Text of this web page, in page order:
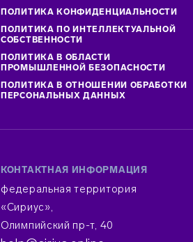
ПОЛИТИКА КОНФИДЕНЦИАЛЬНОСТИ
ПОЛИТИКА ПО ИНТЕЛЛЕКТУАЛЬНОЙ
СОБСТВЕННОСТИ
ПОЛИТИКА В ОБЛАСТИ
ПРОМЫШЛЕННОЙ БЕЗОПАСНОСТИ
ПОЛИТИКА В ОТНОШЕНИИ ОБРАБОТКИ
ПЕРСОНАЛЬНЫХ ДАННЫХ
КОНТАКТНАЯ ИНФОРМАЦИЯ
федеральная территория
«Сириус»,
Олимпийский пр-т, 40